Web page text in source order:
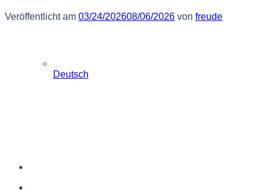
Deutsch
Veröffentlicht am 03/24/202608/06/2026 von freude